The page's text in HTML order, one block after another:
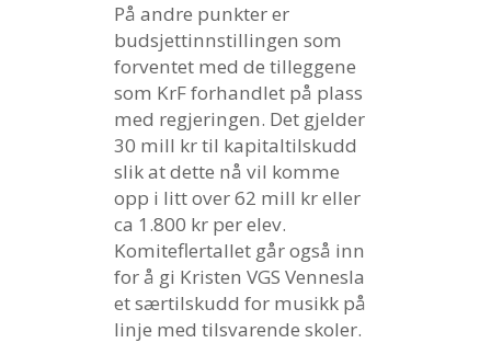
På andre punkter er
budsjettinnstillingen som
forventet med de tilleggene
som KrF forhandlet på plass
med regjeringen. Det gjelder
30 mill kr til kapitaltilskudd
slik at dette nå vil komme
opp i litt over 62 mill kr eller
ca 1.800 kr per elev.
Komiteflertallet går også inn
for å gi Kristen VGS Vennesla
et særtilskudd for musikk på
linje med tilsvarende skoler.